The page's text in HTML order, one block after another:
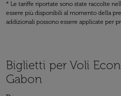
* Le tariffe riportate sono state raccolte
essere più disponibili al momento della
addizionali possono essere applicate per
Biglietti per Voli
Gabon